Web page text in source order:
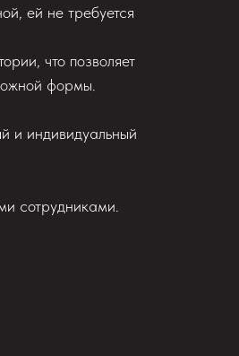
ей не требуется
что позволяет
формы.
и индивидуальный
сотрудниками.